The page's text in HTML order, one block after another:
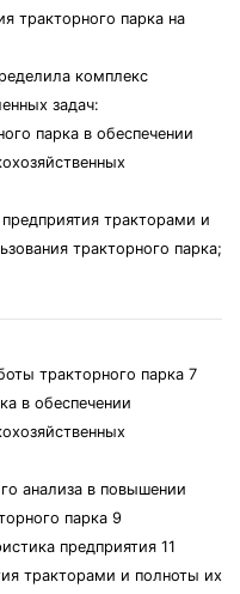
тракторного парка на
комплекс
задач:
парка в обеспечении
тракторами и
тракторного парка;
тракторного парка 7
в обеспечении
анализа в повышении
парка 9
предприятия 11
тракторами и полноты их